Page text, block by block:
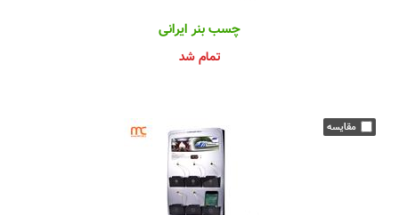
چسب بنر ایرانی
تمام شد